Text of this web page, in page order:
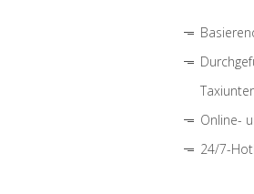
Online-
24/7-